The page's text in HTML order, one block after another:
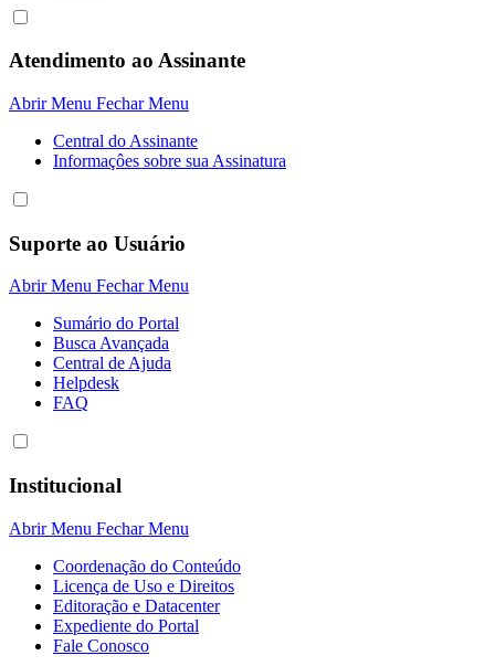
Atendimento ao Assinante
Abrir Menu Fechar Menu
Central do Assinante
Informaçôes sobre sua Assinatura
Suporte ao Usuário
Abrir Menu Fechar Menu
Sumário do Portal
Busca Avançada
Central de Ajuda
Helpdesk
FAQ
Institucional
Abrir Menu Fechar Menu
Coordenação do Conteúdo
Licença de Uso e Direitos
Editoração e Datacenter
Expediente do Portal
Fale Conosco